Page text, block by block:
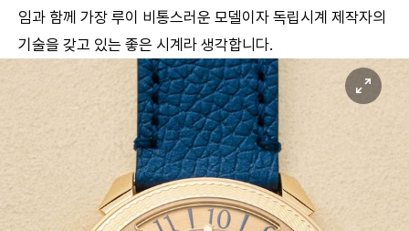
임과 함께 가장 루이 비통스러운 모델이자 독립시계 제작자의
기술을 갖고 있는 좋은 시계라 생각합니다.